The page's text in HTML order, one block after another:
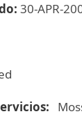
30-APR-